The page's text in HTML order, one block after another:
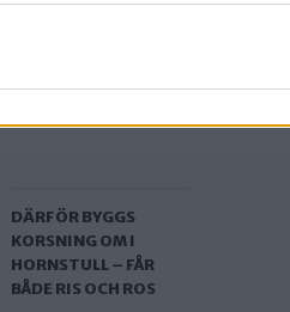
DÄRFÖR BYGGS
KORSNING OM I
HORNSTULL – FÅR
BÅDE RIS OCH ROS